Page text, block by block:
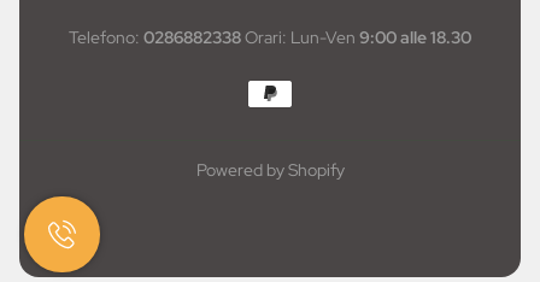
Telefono: 0286882338Orari: Lun-Ven 9:00 alle 18.30
Powered by Shopify